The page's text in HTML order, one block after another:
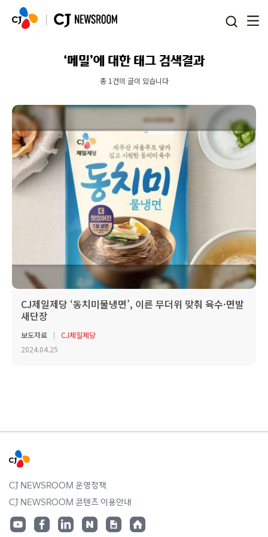
‘메밀’에 대한 태그 검색결과
총 1건의 글이 있습니다
CJ제일제당 ‘동치미물냉면’, 이른 무더위 맞춰 육수·면발
새단장
보도자료
CJ제일제당
2024.04.25
CJ NEWSROOM 운영정책
CJ NEWSROOM 콘텐츠 이용안내